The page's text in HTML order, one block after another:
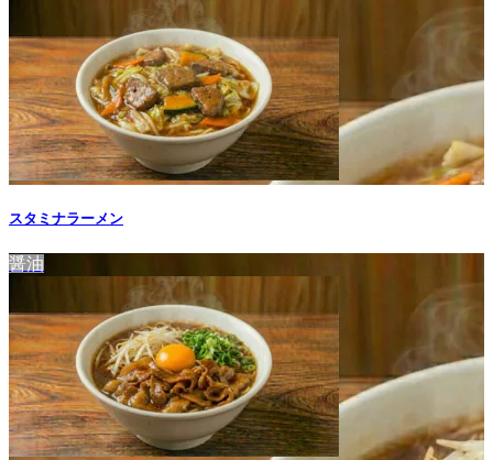
スタミナラーメン
醤油